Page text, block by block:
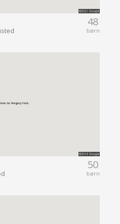
48
børn
50
børn